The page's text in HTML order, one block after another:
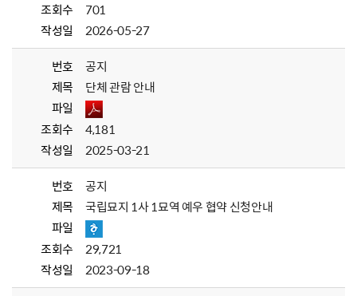
조회수
701
작성일
2026-05-27
번호
공지
제목
단체 관람 안내
파일
조회수
4,181
작성일
2025-03-21
번호
공지
제목
국립묘지 1사 1묘역 예우 협약 신청안내
파일
조회수
29,721
작성일
2023-09-18